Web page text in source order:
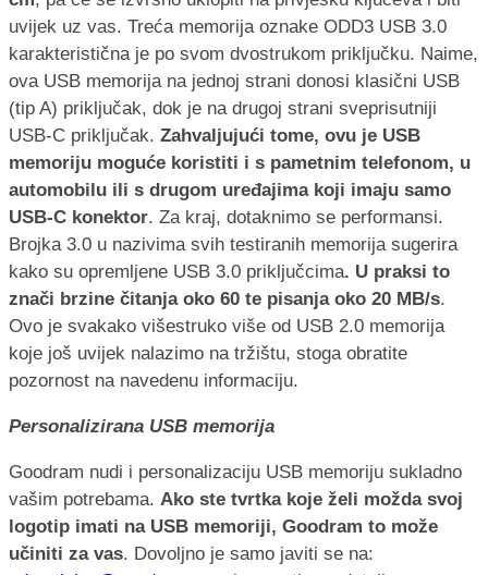
uvijek uz vas. Treća memorija oznake ODD3 USB 3.0
karakteristična je po svom dvostrukom priključku. Naime,
ova USB memorija na jednoj strani donosi klasični USB
(tip A) priključak, dok je na drugoj strani sveprisutniji
USB-C priključak. Zahvaljujući tome, ovu je USB
memoriju moguće koristiti i s pametnim telefonom, u
automobilu ili s drugom uređajima koji imaju samo
USB-C konektor. Za kraj, dotaknimo se performansi.
Brojka 3.0 u nazivima svih testiranih memorija sugerira
kako su opremljene USB 3.0 priključcima. U praksi to
znači brzine čitanja oko 60 te pisanja oko 20 MB/s.
Ovo je svakako višestruko više od USB 2.0 memorija
koje još uvijek nalazimo na tržištu, stoga obratite
pozornost na navedenu informaciju.
Personalizirana USB memorija
Goodram nudi i personalizaciju USB memoriju sukladno
vašim potrebama. Ako ste tvrtka koje želi možda svoj
logotip imati na USB memoriji, Goodram to može
učiniti za vas. Dovoljno je samo javiti se na: